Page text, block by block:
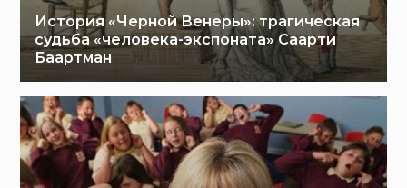
История «Черной Венеры»: трагическая
судьба «человека-экспоната» Саарти
Баартман